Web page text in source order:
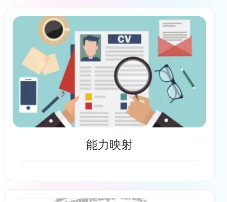
了解更多
能力映射
了解更多